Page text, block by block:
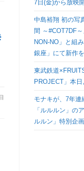
7日(金)から放映
中島裕翔 初の写
間 ～#COT7DF
NON-NO」と組
銀座」にて新作
東武鉄道
PROJECT」本日
モナキが、7年
「ルルルン」の
ルルン」特別企